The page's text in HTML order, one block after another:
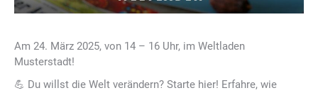
Am 24. März 2025, von 14 – 16 Uhr, im Weltladen
Musterstadt!
💪 Du willst die Welt verändern? Starte hier! Erfahre, wie